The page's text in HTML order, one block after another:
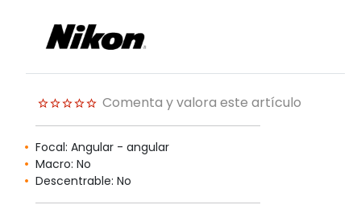
Comenta y valora este artículo
Focal: Angular - angular
Macro: No
Descentrable: No